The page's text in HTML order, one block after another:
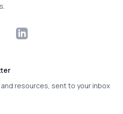
LinkedIn
resources, sent to your inbox